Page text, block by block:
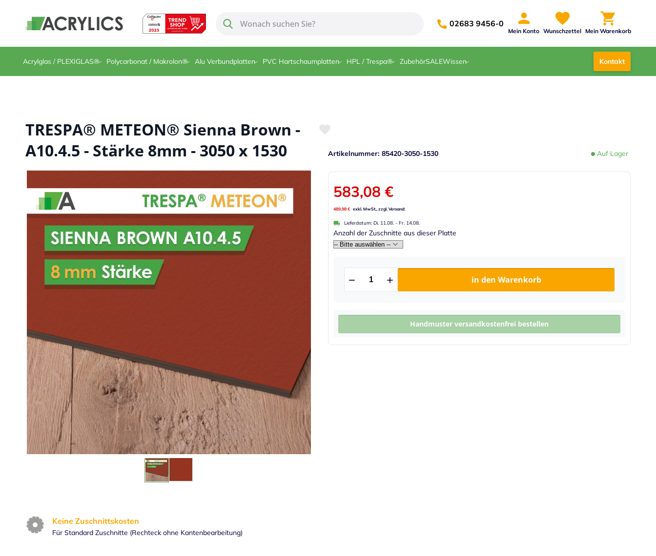
02683 9456-0
Mein Konto Wunschzettel Mein Warenkorb
Acrylglas / PLEXIGLAS® Polycarbonat / Makrolon® Alu Verbundplatten PVC Hartschaumplatten HPL / Trespa® ZubehörSALEWissen Kontakt
TRESPA® METEON® Sienna Brown -
A10.4.5 - Stärke 8mm - 3050 x 1530
Auf Lager
Artikelnummer 85420-3050-1530
Anzahl der Zuschnitte aus dieser Platte
in den Warenkorb
Handmuster versandkostenfrei bestellen
583,08 €
489,98 €
Lieferdatum: Di. 11.08. - Fr. 14.08.
Keine Zuschnittskosten
Für Standard Zuschnitte (Rechteck ohne Kantenbearbeitung)